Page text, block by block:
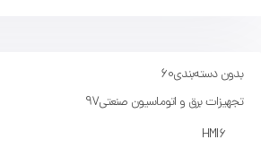
بدون دسته‌بندی60
تجهیزات برق و اتوماسیون صنعتی97
HMI6